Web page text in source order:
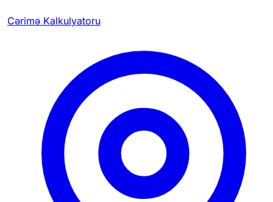
Cərimə Kalkulyatoru